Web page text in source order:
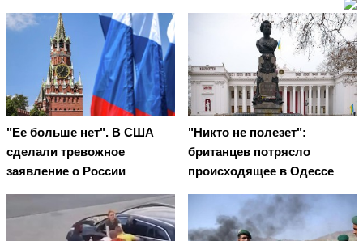
"Ее больше нет". В США
сделали тревожное
заявление о России
"Никто не полезет":
британцев потрясло
происходящее в Одессе